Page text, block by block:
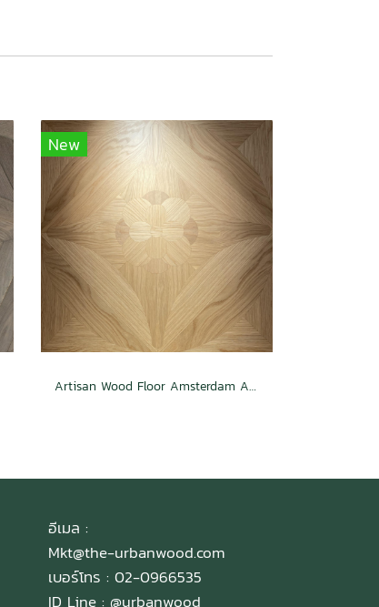
New
Artisan Wood Floor Amsterdam Aura
อีเมล :
Mkt@the-urbanwood.com
เบอร์โทร : 02-0966535
ID Line : @urbanwood